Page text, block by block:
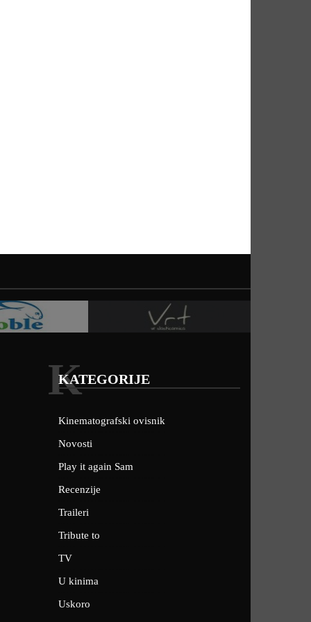
KATEGORIJE
K
Kinematografski ovisnik
Novosti
Play it again Sam
Recenzije
Traileri
Tribute to
TV
U kinima
Uskoro